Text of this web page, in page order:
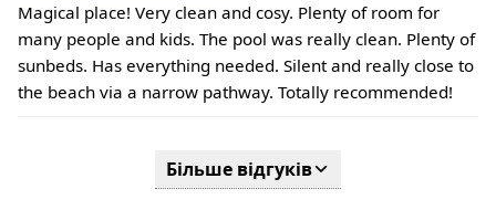
може стягуватися додаткова плата.
Magical place! Very clean and cosy. Plenty of room for
many people and kids. The pool was really clean. Plenty of
sunbeds. Has everything needed. Silent and really close to
the beach via a narrow pathway. Totally recommended!
Більше відгуків